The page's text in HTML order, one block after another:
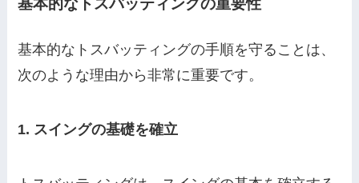
基本的なトスバッティングの重要性
基本的なトスバッティングの手順を守ることは、
次のような理由から非常に重要です。
1. スイングの基礎を確立